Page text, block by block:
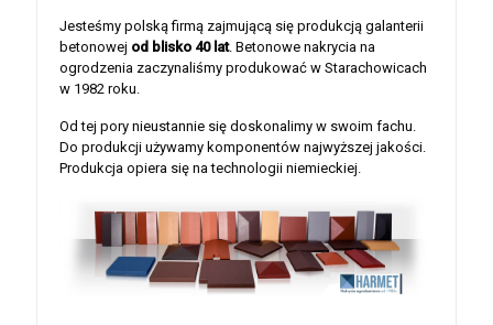
Jesteśmy polską firmą zajmującą się produkcją galanterii
betonowej od blisko 40 lat. Betonowe nakrycia na
ogrodzenia zaczynaliśmy produkować w Starachowicach
w 1982 roku.
Od tej pory nieustannie się doskonalimy w swoim fachu.
Do produkcji używamy komponentów najwyższej jakości.
Produkcja opiera się na technologii niemieckiej.